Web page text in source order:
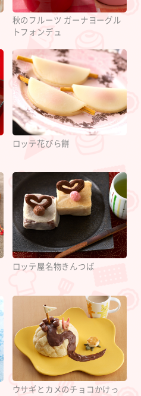
秋のフルーツ ガーナヨーグル
トフォンデュ
ロッテ花びら餅
ロッテ屋名物きんつば
ウサギとカメのチョコかけっ